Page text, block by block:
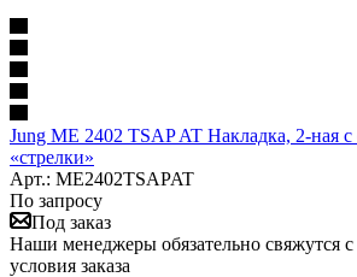
Jung ME 2402 TSAP AT Накладка, 2-ная
«стрелки»
Арт.: ME2402TSAPAT
По запросу
Под заказ
Наши менеджеры обязательно свяжутся
условия заказа